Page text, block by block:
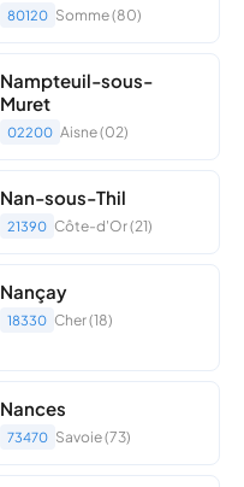
80120 Somme (80)
Nampteuil-sous-
Muret
02200 Aisne (02)
Nan-sous-Thil
21390 Côte-d'Or (21)
Nançay
18330 Cher (18)
Nances
73470 Savoie (73)